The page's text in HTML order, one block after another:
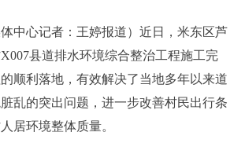
体中心记者：王婷报道）近日，米东区芦
县道排水环境综合整治工程施工完
顺利落地，有效解决了当地多年以来道
乱的突出问题，进一步改善村民出行条
居环境整体质量。